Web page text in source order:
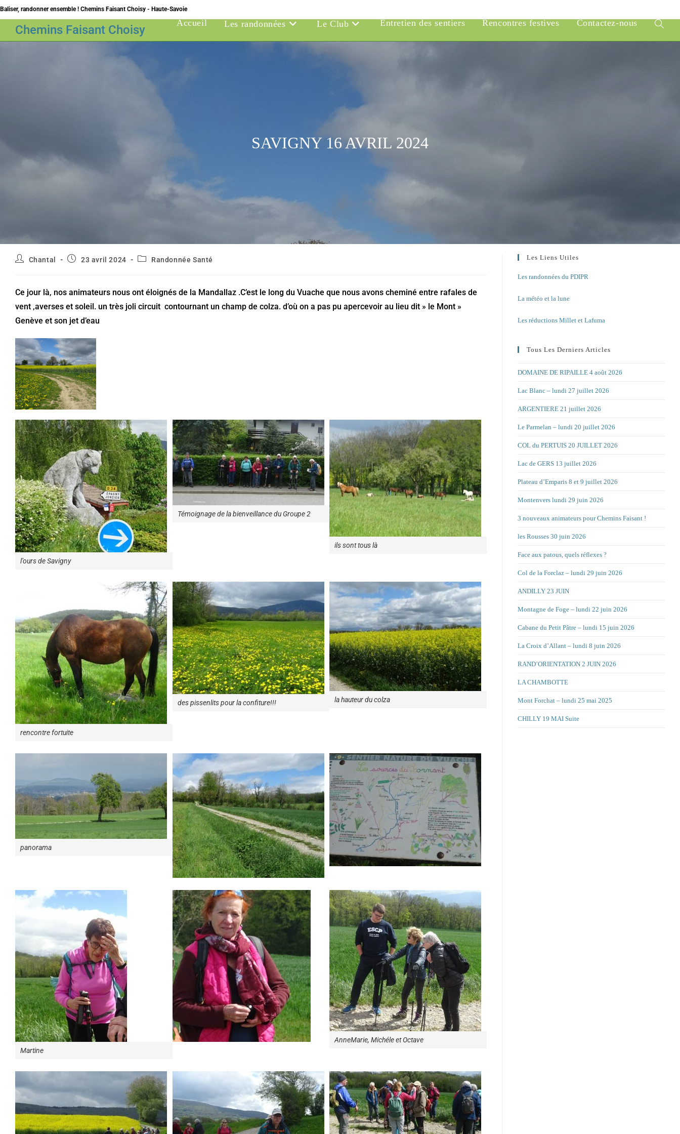
Skip
to
content
Baliser, randonner ensemble ! Chemins Faisant Choisy - Haute-Savoie
Chemins Faisant Choisy Accueil Les randonnées Le Club Entretien des sentiers Rencontres festives Contactez-nous
Toggle
website
SAVIGNY 16 AVRIL 2024
Auteur/autrice
Chantal
Publication
23 avril 2024
PostRandonnée Santé
Ce jour là, nos animateurs nous ont éloignés de la Mandallaz .C’est le long du Vuache que nous avons cheminé entre rafales de
vent ,averses et soleil. un très joli circuit contournant un champ de colza. d’où on a pas pu apercevoir au lieu dit » le Mont »
Genève et son jet d’eau
l’ours de Savigny
Témoignage de la bienveillance du Groupe 2
ils sont tous là
rencontre fortuite
des pissenlits pour la confiture!!! la hauteur du colza
panorama
Martine
AnneMarie, Michéle et Octave
Les Liens Utiles
Les randonnées du PDIPR
La météo et la lune
Les réductions Millet et Lafuma
Tous Les Derniers Articles
DOMAINE DE RIPAILLE 4 août 2026
Lac Blanc – lundi 27 juillet 2026
ARGENTIERE 21 juillet 2026
Le Parmelan – lundi 20 juillet 2026
COL du PERTUIS 20 JUILLET 2026
Lac de GERS 13 juillet 2026
Plateau d’Emparis 8 et 9 juillet 2026
Montenvers lundi 29 juin 2026
3 nouveaux animateurs pour Chemins Faisant !
les Rousses 30 juin 2026
Face aux patous, quels réflexes ?
Col de la Forclaz – lundi 29 juin 2026
ANDILLY 23 JUIN
Montagne de Foge – lundi 22 juin 2026
Cabane du Petit Pâtre – lundi 15 juin 2026
La Croix d’Allant – lundi 8 juin 2026
RAND’ORIENTATION 2 JUIN 2026
LA CHAMBOTTE
Mont Forchat – lundi 25 mai 2025
CHILLY 19 MAI Suite